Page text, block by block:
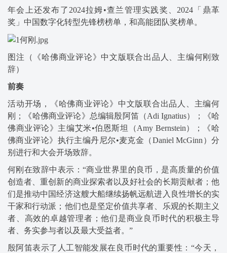
年会上还发布了2024拉姆•查兰管理实践奖、2024「鼎革
奖」中国数字化转型先锋榜榜单，和高能团队奖榜单。
图注（《哈佛商业评论》中文版联合出品人、主编何刚致
辞）
前奏
活动开场，《哈佛商业评论》中文版联合出品人、主编何
刚；《哈佛商业评论》总编辑殷阿笛（Adi Ignatius）；《哈
佛商业评论》主编艾米•伯恩斯坦（Amy Bernstein）；《哈
佛商业评论》执行主编丹尼尔•麦克金（Daniel McGinn）分
别进行和大会开场致辞。
何刚在致辞中表示：“商业世界里的良币，是高质量的价值
创造者、重创新的商业探索者以及好社会的长期贡献者；他
们是推动中国经济这艘大船继续扬帆远航进入良性增长的实
干家和行动派；他们也是坚定价值共享者、乐观的长期主义
者、高效的卓越管理者；他们是商业良币时代的积极主导
者、务实参与者以及最大受益者。”
殷阿笛表示了人工智能发展在良币时代的重要性：“今天，